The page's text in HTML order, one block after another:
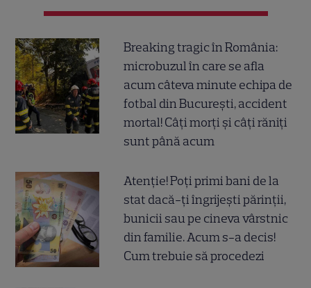
Breaking tragic în România:
microbuzul în care se afla
acum câteva minute echipa de
fotbal din București, accident
mortal! Câți morți și câți răniți
sunt până acum
Atenție! Poți primi bani de la
stat dacă-ți îngrijești părinții,
bunicii sau pe cineva vârstnic
din familie. Acum s-a decis!
Cum trebuie să procedezi